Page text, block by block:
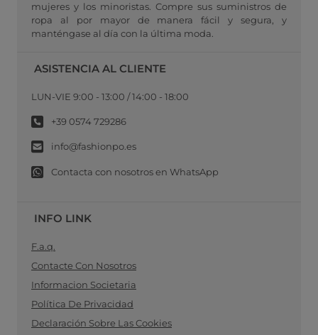
mujeres y los minoristas. Compre sus suministros de
ropa al por mayor de manera fácil y segura, y
manténgase al día con la última moda.
ASISTENCIA AL CLIENTE
LUN-VIE 9:00 - 13:00 / 14:00 - 18:00
+39 0574 729286
info@fashionpo.es
Contacta con nosotros en WhatsApp
INFO LINK
F.a.q.
Contacte Con Nosotros
Informacion Societaria
Política De Privacidad
Declaración Sobre Las Cookies